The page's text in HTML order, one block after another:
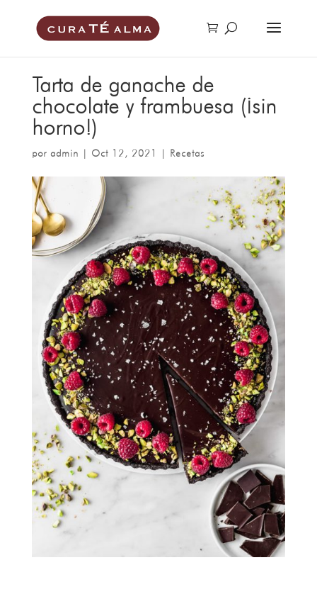
Tarta de ganache de
chocolate y frambuesa (¡sin
horno!)
por admin | Oct 12, 2021 | Recetas